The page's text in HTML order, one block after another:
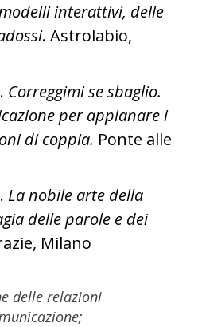
interattivi, delle
. Astrolabio,
Correggimi se sbaglio.
per appianare i
di coppia. Ponte alle
La nobile arte della
delle parole e dei
Milano
delle relazioni